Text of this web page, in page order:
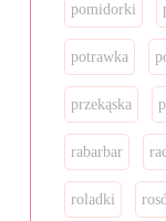
pomidorki
potrawka
przekąska
rabarbar
roladki